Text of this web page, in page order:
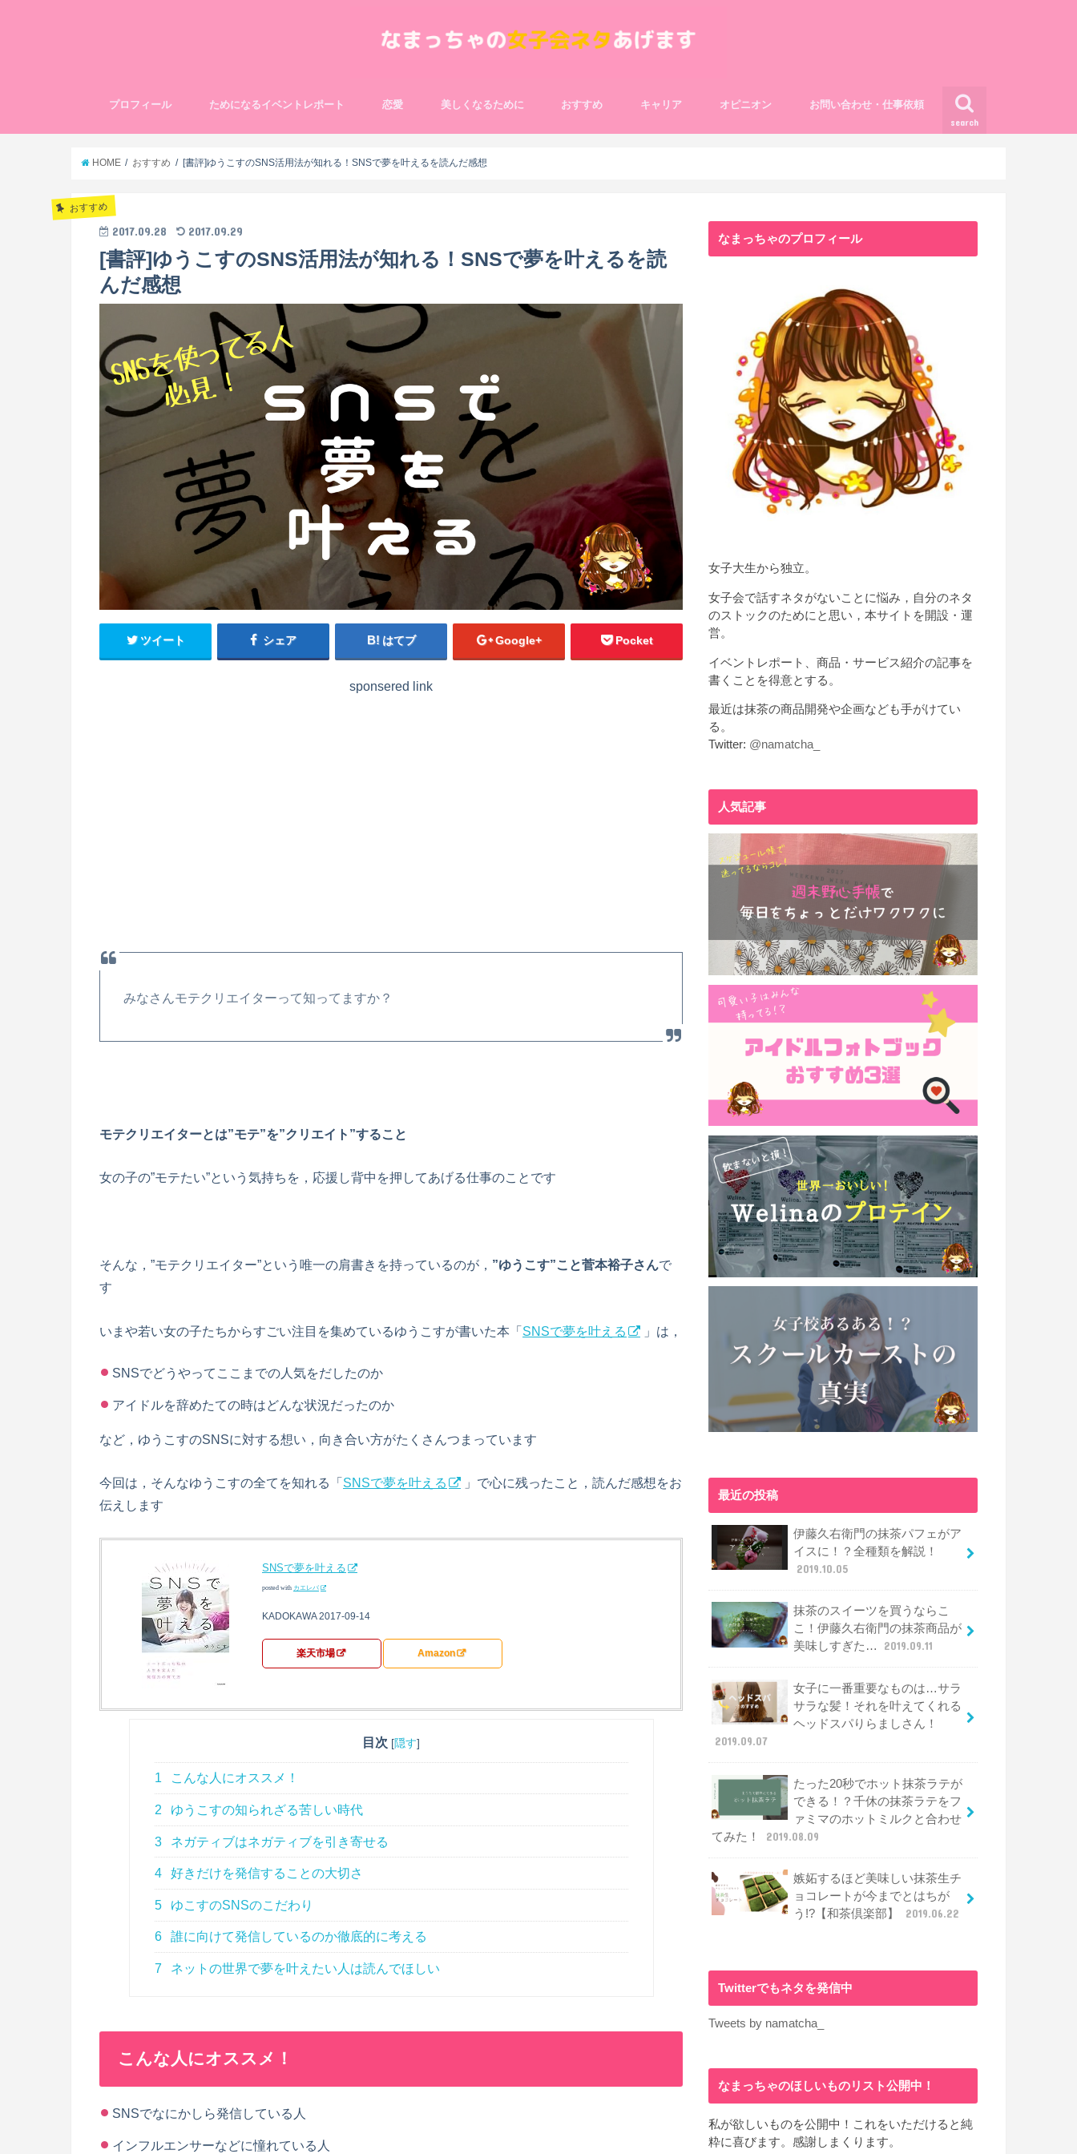
search
プロフィール ためになるイベントレポート
イベントレポート
朝渋
恋愛
アイテム
彼氏・男友達
美しくなるために
ダイエット ダイエットフード
ボディメイク マインド
美容 ケアグッズ
コスメ
おすすめ
本
コスメ
フード
スポット
映画・便利グッズなど
キャリア オピニオン
ライフスタイル
人間関係
お問い合わせ・仕事依頼
HOME おすすめ [書評]ゆうこすのSNS活用法が知れる！SNSで夢を叶えるを読んだ感想
おすすめ
2017.09.28 2017.09.29
[書評]ゆうこすのSNS活用法が知れる！SNSで夢を叶えるを読
んだ感想
ツイート シェア はてブ Google+ Pocket
sponsered link
みなさんモテクリエイターって知ってますか？
モテクリエイターとは”モテ”を”クリエイト”すること
女の子の”モテたい”という気持ちを，応援し背中を押してあげる仕事のことです
そんな，”モテクリエイター”という唯一の肩書きを持っているのが， ”ゆうこす”こと菅本裕子さんで
す
いまや若い女の子たちからすごい注目を集めているゆうこすが書いた本「SNSで夢を叶える 」は，
SNSでどうやってここまでの人気をだしたのか
アイドルを辞めたての時はどんな状況だったのか
など，ゆうこすのSNSに対する想い，向き合い方がたくさんつまっています
今回は，そんなゆうこすの全てを知れる「SNSで夢を叶える
」で心に残ったこと，読んだ感想をお
伝えします
SNSで夢を叶える
posted with カエレバ
KADOKAWA 2017-09-14
楽天市場 Amazon
目次 [隠す]
1 こんな人にオススメ！
2 ゆうこすの知られざる苦しい時代
3 ネガティブはネガティブを引き寄せる
4 好きだけを発信することの大切さ
5 ゆこすのSNSのこだわり
6 誰に向けて発信しているのか徹底的に考える
7 ネットの世界で夢を叶えたい人は読んでほしい
こんな人にオススメ！
SNSでなにかしら発信している人
インフルエンサーなどに憧れている人
なまっちゃのプロフィール
女子大生から独立。
女子会で話すネタがないことに悩み，自分のネタ
のストックのためにと思い，本サイトを開設・運
営。
イベントレポート、商品・サービス紹介の記事を
書くことを得意とする。
最近は抹茶の商品開発や企画なども手がけてい
る。
Twitter: @namatcha_
人気記事
最近の投稿
伊藤久右衛門の抹茶パフェがア
イスに！？全種類を解説！
2019.10.05
抹茶のスイーツを買うならこ
こ！伊藤久右衛門の抹茶商品が
美味しすぎた…
2019.09.11
女子に一番重要なものは…サラ
サラな髪！それを叶えてくれる
ヘッドスパりらましさん！
2019.09.07
たった20秒でホット抹茶ラテが
できる！？千休の抹茶ラテをフ
ァミマのホットミルクと合わせ
てみた！
2019.08.09
嫉妬するほど美味しい抹茶生チ
ョコレートが今までとはちが
う!?【和茶倶楽部】
2019.06.22
Twitterでもネタを発信中
Tweets by namatcha_
なまっちゃのほしいものリスト公開中！
私が欲しいものを公開中！これをいただけると純
粋に喜びます。感謝しまくります。